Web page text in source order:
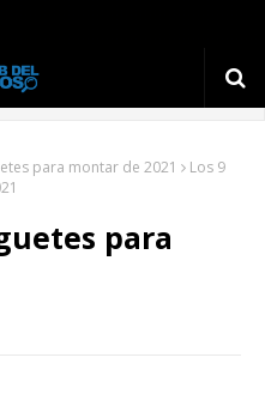
para montar de 2021
Los 9
para